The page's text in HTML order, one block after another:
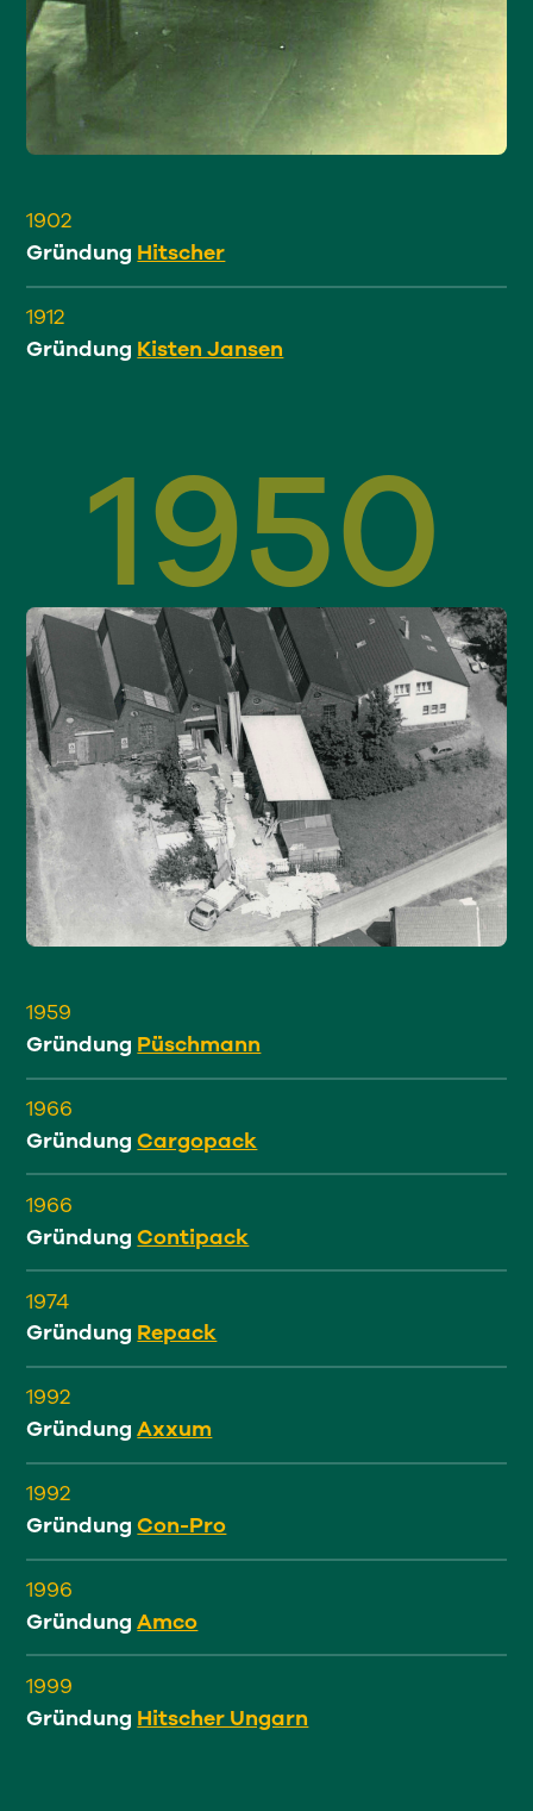
1902
Gründung Hitscher
1912
Gründung Kisten Jansen
1950
1959
Gründung Püschmann
1966
GründungCargopack
1966
GründungContipack
1974
Gründung Repack
1992
GründungAxxum
1992
GründungCon-Pro
1996
GründungAmco
1999
Gründung Hitscher Ungarn